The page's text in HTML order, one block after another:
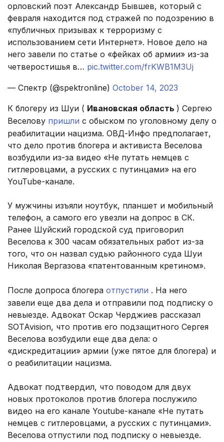
орловский поэт Александр Бывшев, который с
февраля находится под стражей по подозрению в
«публичных призывах к терроризму с
использованием сети Интернет». Новое дело на
него завели по статье о «фейках об армии» из-за
четверостишья в… pic.twitter.com/frKWB1M3Uj
— Спектр (@spektronline) October 14, 2023
К блогеру из Шуи ( Ивановская область ) Сергею
Веселову пришли с обыском по уголовному делу о
реабилитации нацизма. ОВД-Инфо предполагает,
что дело против блогера и активиста Веселова
возбудили из-за видео «Не путать немцев с
гитлеровцами, а русских с путинцами» на его
YouTube-канале.
У мужчины изъяли ноутбук, планшет и мобильный
телефон, а самого его увезли на допрос в СК.
Ранее Шуйский городской суд приговорил
Веселова к 300 часам обязательных работ из-за
того, что он назвал судью районного суда Шуи
Николая Вергазова «патентованным кретином».
После допроса блогера отпустили . На него
завели еще два дела и отправили под подписку о
невыезде. Адвокат Оскар Черджиев рассказал
SOTAvision, что против его подзащитного Сергея
Веселова возбудили еще два дела: о
«дискредитации» армии (уже пятое для блогера) и
о реабилитации нацизма.
Адвокат подтвердил, что поводом для двух
новых протоколов против блогера послужило
видео на его канале Youtube-канале «Не путать
немцев с гитлеровцами, а русских с путинцами».
Веселова отпустили под подписку о невыезде.